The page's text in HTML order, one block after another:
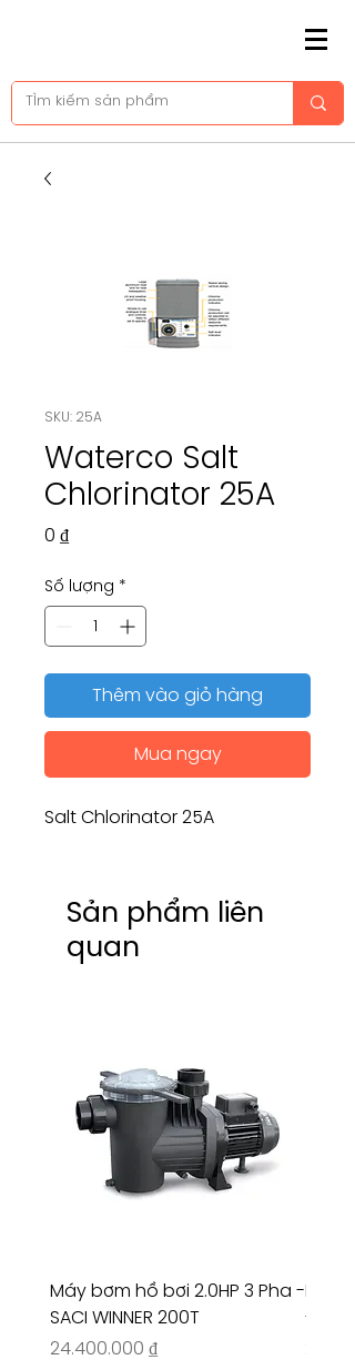
SKU: 25A
Waterco Salt
Chlorinator 25A
0 ₫Giá
Số lượng *
Thêm vào giỏ hàng
Mua ngay
Salt Chlorinator 25A
Sản phẩm liên
quan
Máy bơm hồ bơi 2.0HP 3 Pha -
SACI WINNER 200T
Giá
24.400.000 ₫
Máy
-